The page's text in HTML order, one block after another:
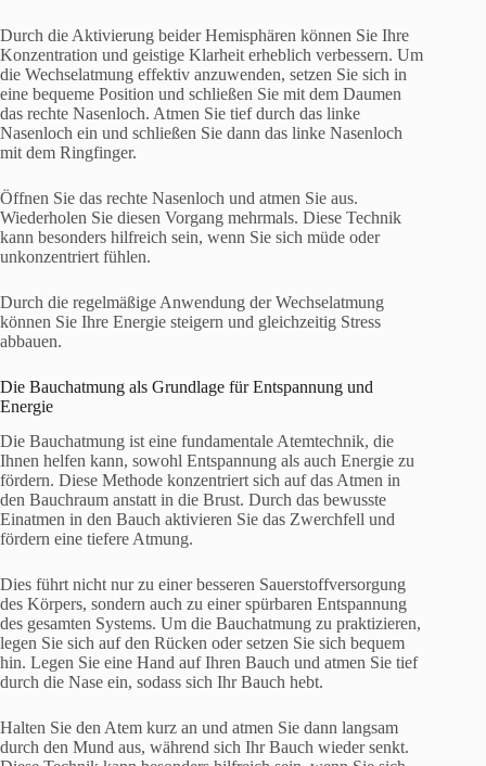
Durch die Aktivierung beider Hemisphären können Sie Ihre
Konzentration und geistige Klarheit erheblich verbessern. Um
die Wechselatmung effektiv anzuwenden, setzen Sie sich in
eine bequeme Position und schließen Sie mit dem Daumen
das rechte Nasenloch. Atmen Sie tief durch das linke
Nasenloch ein und schließen Sie dann das linke Nasenloch
mit dem Ringfinger.
Öffnen Sie das rechte Nasenloch und atmen Sie aus.
Wiederholen Sie diesen Vorgang mehrmals. Diese Technik
kann besonders hilfreich sein, wenn Sie sich müde oder
unkonzentriert fühlen.
Durch die regelmäßige Anwendung der Wechselatmung
können Sie Ihre Energie steigern und gleichzeitig Stress
abbauen.
Die Bauchatmung als Grundlage für Entspannung und
Energie
Die Bauchatmung ist eine fundamentale Atemtechnik, die
Ihnen helfen kann, sowohl Entspannung als auch Energie zu
fördern. Diese Methode konzentriert sich auf das Atmen in
den Bauchraum anstatt in die Brust. Durch das bewusste
Einatmen in den Bauch aktivieren Sie das Zwerchfell und
fördern eine tiefere Atmung.
Dies führt nicht nur zu einer besseren Sauerstoffversorgung
des Körpers, sondern auch zu einer spürbaren Entspannung
des gesamten Systems. Um die Bauchatmung zu praktizieren,
legen Sie sich auf den Rücken oder setzen Sie sich bequem
hin. Legen Sie eine Hand auf Ihren Bauch und atmen Sie tief
durch die Nase ein, sodass sich Ihr Bauch hebt.
Halten Sie den Atem kurz an und atmen Sie dann langsam
durch den Mund aus, während sich Ihr Bauch wieder senkt.